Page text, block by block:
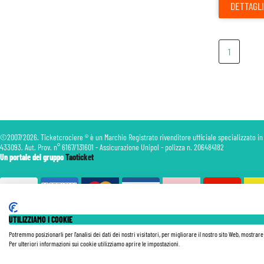
DETTAGLI
1
©2007/2026. Ticketcrociere ® è un Marchio Registrato rivenditore ufficiale specializzato in
433093. Aut. Prov. n° 6167/131601 - Assicurazione Unipol - polizza n. 206484182
Un portale del gruppoTaoticket
Le Tariffe pubblicate si intendono per persona (p.p.) con Tasse e Diritti Portuali inclusi. Le quote di Servizio
Tutte le nostre Offerte non sono retroattive.
UTILIZZIAMO I COOKIE
Potremmo posizionarli per l'analisi dei dati dei nostri visitatori, per migliorare il nostro sito Web,
Per ulteriori informazioni sui cookie utilizziamo aprire le impostazioni.